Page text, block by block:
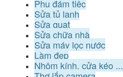
Phụ đám tiệc
Sửa tủ lạnh
Sửa quạt
Sửa chữa nhà
Sửa máy lọc nước
Làm đẹp
Nhôm kính, cửa kéo ...